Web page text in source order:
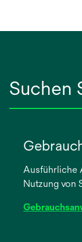
Suchen
Ausführliche
Nutzung von